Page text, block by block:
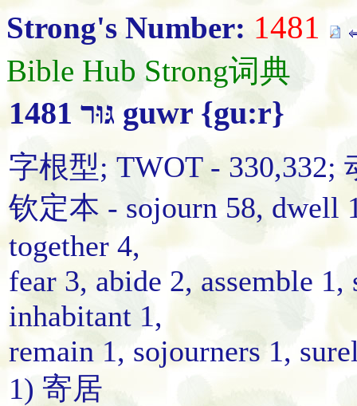
Strong's Number: 1481
Bible Hub Strong词典
1481 גּוּר guwr {gu:r}
字根型; TWOT - 330,332;
钦定本 - sojourn 58, dwell
together 4,
fear 3, abide 2, assemble
inhabitant 1,
remain 1, sojourners 1,
1) 寄居